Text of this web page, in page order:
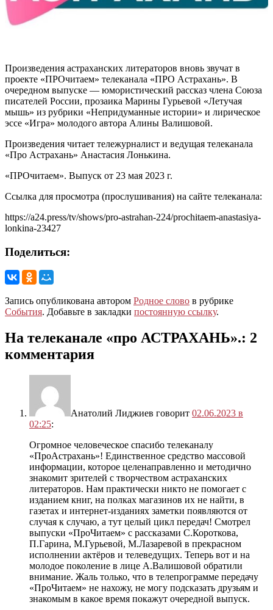
Произведения астраханских литераторов вновь звучат в
проекте «ПРОчитаем» телеканала «ПРО Астрахань». В
очередном выпуске — юмористический рассказ члена Союза
писателей России, прозаика Марины Гурьевой «Летучая
мышь» из рубрики «Непридуманные истории» и лирическое
эссе «Игра» молодого автора Алины Валишовой.
Произведения читает тележурналист и ведущая телеканала
«Про Астрахань» Анастасия Лонькина.
«ПРОчитаем». Выпуск от 23 мая 2023 г.
Ссылка для просмотра (прослушивания) на сайте телеканала:
https://a24.press/tv/shows/pro-astrahan-224/prochitaem-anastasiya-
lonkina-23427
Поделиться:
Запись опубликована автором Родное слово в рубрике
События. Добавьте в закладки постоянную ссылку.
На телеканале «про АСТРАХАНЬ».: 2
комментария
Анатолий Лиджиев говорит 02.06.2023 в
02:25:
Огромное человеческое спасибо телеканалу
«ПроАстрахань»! Единственное средство массовой
информации, которое целенаправленно и методично
знакомит зрителей с творчеством астраханских
литераторов. Нам практически никто не помогает с
изданием книг, на полках магазинов их не найти, в
газетах и интернет-изданиях заметки появляются от
случая к случаю, а тут целый цикл передач! Смотрел
выпуски «ПроЧитаем» с рассказами С.Короткова,
П.Гарина, М.Гурьевой, М.Лазаревой в прекрасном
исполнении актёров и телеведущих. Теперь вот и на
молодое поколение в лице А.Валишовой обратили
внимание. Жаль только, что в телепрограмме передачу
«ПроЧитаем» не нахожу, не могу подсказать друзьям и
знакомым в какое время покажут очередной выпуск.